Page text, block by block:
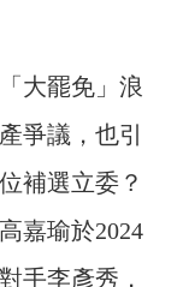
大罷免」浪
爭議，也引
補選立委？
嘉瑜於2024
手李彥秀，